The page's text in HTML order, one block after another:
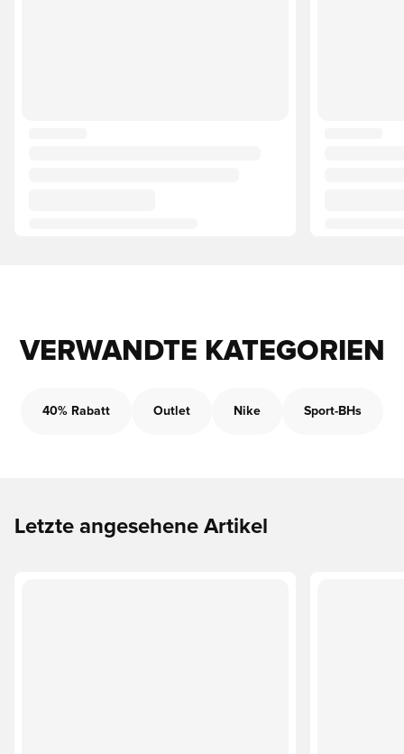
VERWANDTE KATEGORIEN
40% Rabatt Outlet Nike Sport-BHs
Letzte angesehene Artikel